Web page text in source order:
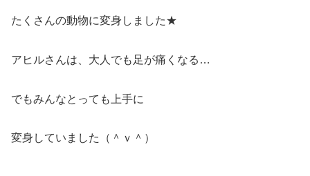
たくさんの動物に変身しました★
アヒルさんは、大人でも足が痛くなる…
でもみんなとっても上手に
変身していました（＾ｖ＾）